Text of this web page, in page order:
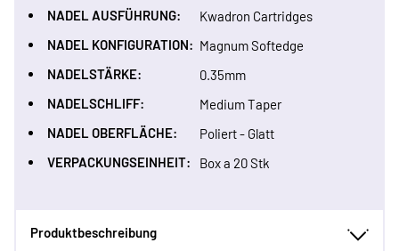
NADEL AUSFÜHRUNG:
Kwadron Cartridges
NADEL KONFIGURATION: Magnum Softedge
NADELSTÄRKE:
0.35mm
NADELSCHLIFF:
Medium Taper
NADEL OBERFLÄCHE:
Poliert - Glatt
VERPACKUNGSEINHEIT:
Box a 20 Stk
Produktbeschreibung